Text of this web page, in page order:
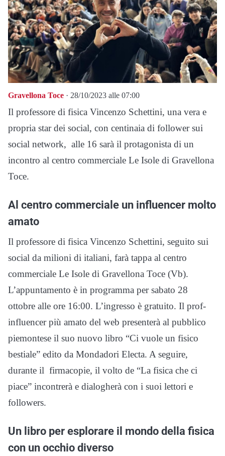
Gravellona Toce · 28/10/2023 alle 07:00
Il professore di fisica Vincenzo Schettini, una vera e
propria star dei social, con centinaia di follower sui
social network, alle 16 sarà il protagonista di un
incontro al centro commerciale Le Isole di Gravellona
Toce.
Al centro commerciale un influencer molto
amato
Il professore di fisica Vincenzo Schettini, seguito sui
social da milioni di italiani, farà tappa al centro
commerciale Le Isole di Gravellona Toce (Vb).
L’appuntamento è in programma per sabato 28
ottobre alle ore 16:00. L’ingresso è gratuito. Il prof-
influencer più amato del web presenterà al pubblico
piemontese il suo nuovo libro “Ci vuole un fisico
bestiale” edito da Mondadori Electa. A seguire,
durante il firmacopie, il volto de “La fisica che ci
piace” incontrerà e dialogherà con i suoi lettori e
followers.
Un libro per esplorare il mondo della fisica
con un occhio diverso